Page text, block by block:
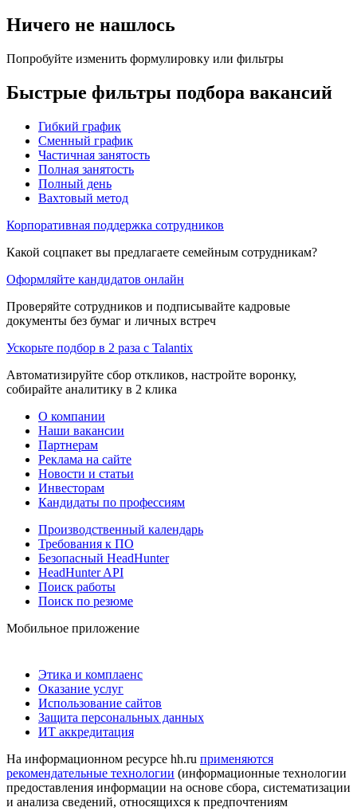
Ничего не нашлось
Попробуйте изменить формулировку или фильтры
Быстрые фильтры подбора вакансий
Гибкий график
Сменный график
Частичная занятость
Полная занятость
Полный день
Вахтовый метод
Корпоративная поддержка сотрудников
Какой соцпакет вы предлагаете семейным сотрудникам?
Оформляйте кандидатов онлайн
Проверяйте сотрудников и подписывайте кадровые
документы без бумаг и личных встреч
Ускорьте подбор в 2 раза с Talantix
Автоматизируйте сбор откликов, настройте воронку,
собирайте аналитику в 2 клика
О компании
Наши вакансии
Партнерам
Реклама на сайте
Новости и статьи
Инвесторам
Кандидаты по профессиям
Производственный календарь
Требования к ПО
Безопасный HeadHunter
HeadHunter API
Поиск работы
Поиск по резюме
Мобильное приложение
Этика и комплаенс
Оказание услуг
Использование сайтов
Защита персональных данных
ИТ аккредитация
На информационном ресурсе hh.ru применяются
рекомендательные технологии (информационные технологии
предоставления информации на основе сбора, систематизации
и анализа сведений, относящихся к предпочтениям